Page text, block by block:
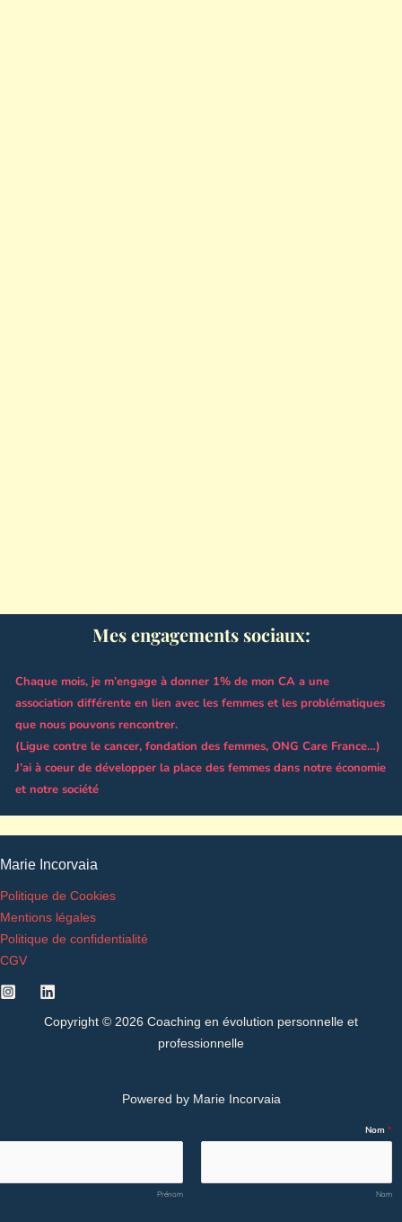
Mes engagements sociaux:
Chaque mois, je m’engage à donner 1% de mon CA a une
association différente en lien avec les femmes et les problématiques
que nous pouvons rencontrer.
(Ligue contre le cancer, fondation des femmes, ONG Care France…)
J’ai à coeur de développer la place des femmes dans notre économie
et notre société
Marie Incorvaia
Politique de Cookies
Mentions légales
Politique de confidentialité
CGV
Copyright © 2026 Coaching en évolution personnelle et
professionnelle
Powered by Marie Incorvaia
Nom *
Prénom Nom